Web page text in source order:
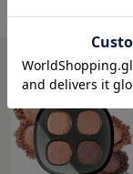
ル
le coq sportif
ルコックスポルティフ
RANKING